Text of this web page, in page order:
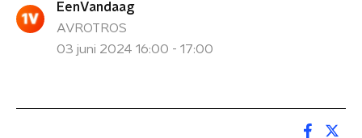
EenVandaag
AVROTROS
03 juni 2024 16:00 - 17:00